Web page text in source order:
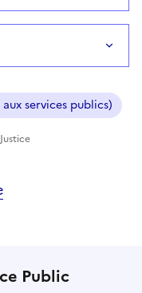
services publics)
Public